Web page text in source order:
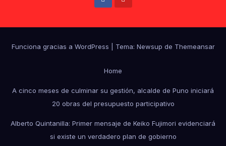
Funciona gracias a WordPress Tema: Newsup de Themeansar
Home
A cinco meses de culminar su gestión, alcalde de Puno iniciará
20 obras del presupuesto participativo
Alberto Quintanilla: Primer mensaje de Keiko Fujimori evidenciará
si existe un verdadero plan de gobierno